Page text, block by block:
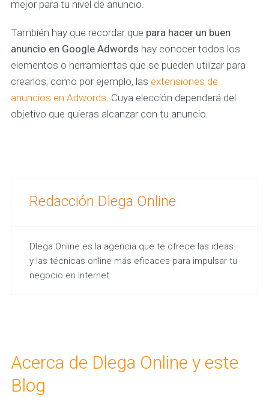
mejor para tu nivel de anuncio.
También hay que recordar que para hacer un buen
anuncio en Google Adwords hay conocer todos los
elementos o herramientas que se pueden utilizar para
crearlos, como por ejemplo, las extensiones de
anuncios en Adwords. Cuya elección dependerá del
objetivo que quieras alcanzar con tu anuncio.
Redacción Dlega Online
Dlega Online es la agencia que te ofrece las ideas
y las técnicas online más eficaces para impulsar tu
negocio en Internet.
Acerca de Dlega Online y este
Blog